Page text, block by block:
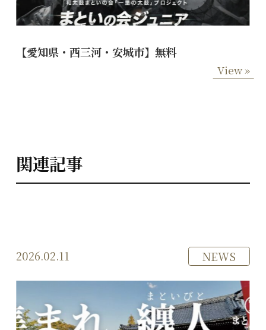
【愛知県・西三河・安城市】無料
View »
関連記事
2026.02.11 NEWS